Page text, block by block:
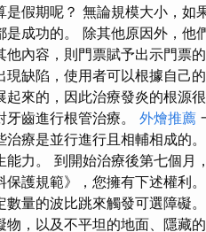
是假期呢？ 無論規模大小，如
是成功的。 除其他原因外，他
他內容，則門票賦予出示門票
現缺陷，使用者可以根據自己
起來的，因此治療發炎的根源
牙齒進行根管治療。 外燴推薦
治療是並行進行且相輔相成的
能力。 到開始治療後第七個
保護規範》，您擁有下述權利
數量的波比跳來觸發可選障礙
物，以及不平坦的地面、隱藏